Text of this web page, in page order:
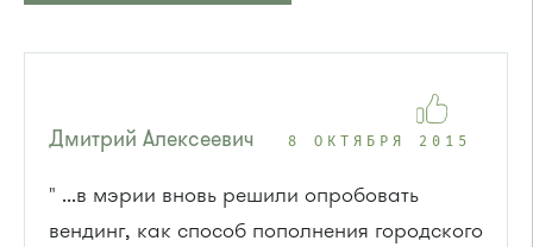
Дмитрий Алексеевич 8 ОКТЯБРЯ 2015
" ...в мэрии вновь решили опробовать
вендинг, как способ пополнения городского